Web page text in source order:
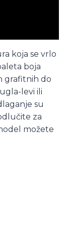
koja se vrlo
boja
grafitnih do
levi ili
su
za
možete